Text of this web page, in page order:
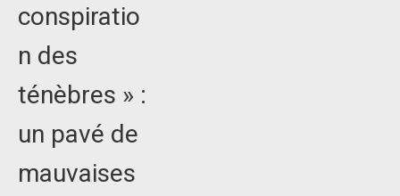
conspiratio
n des
ténèbres » :
un pavé de
mauvaises